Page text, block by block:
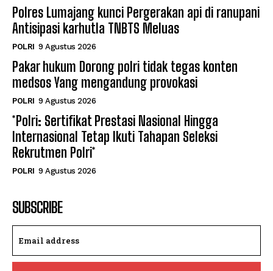
Polres Lumajang kunci Pergerakan api di ranupani
Antisipasi karhutla TNBTS Meluas
POLRI 9 Agustus 2026
Pakar hukum Dorong polri tidak tegas konten
medsos Yang mengandung provokasi
POLRI 9 Agustus 2026
*Polri: Sertifikat Prestasi Nasional Hingga
Internasional Tetap Ikuti Tahapan Seleksi
Rekrutmen Polri*
POLRI 9 Agustus 2026
SUBSCRIBE